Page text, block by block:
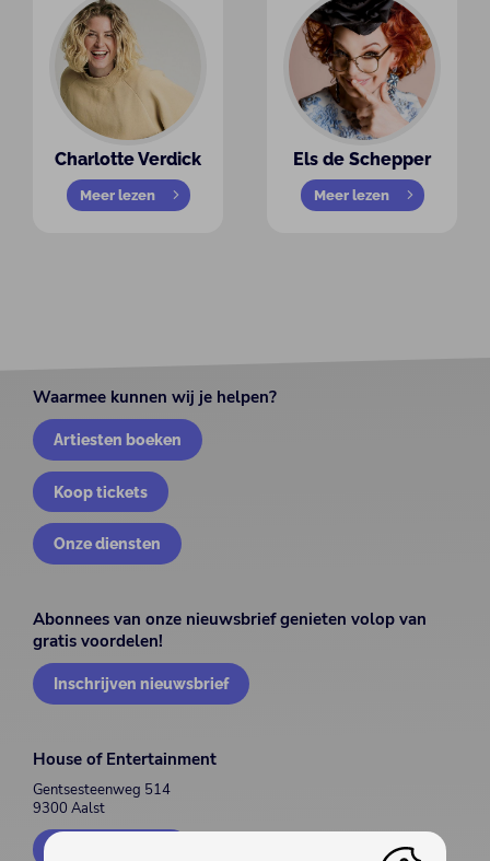
Charlotte Verdick
Meer lezen
Els de Schepper
Meer lezen
Waarmee kunnen wij je helpen?
Artiesten boeken
Koop tickets
Onze diensten
Abonnees van onze nieuwsbrief genieten volop van
gratis voordelen!
Inschrijven nieuwsbrief
House of Entertainment
Gentsesteenweg 514
9300 Aalst